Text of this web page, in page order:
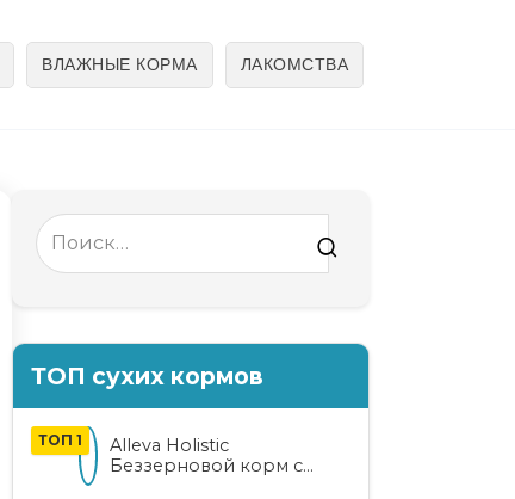
ВЛАЖНЫЕ КОРМА ЛАКОМСТВА
Search
for:
ТОП сухих кормов
ТОП 1
Alleva Holistic
Беззерновой корм с